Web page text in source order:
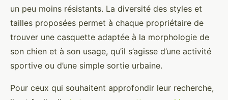
un peu moins résistants. La diversité des styles et
tailles proposées permet à chaque propriétaire de
trouver une casquette adaptée à la morphologie de
son chien et à son usage, qu’il s’agisse d’une activité
sportive ou d’une simple sortie urbaine.
Pour ceux qui souhaitent approfondir leur recherche,